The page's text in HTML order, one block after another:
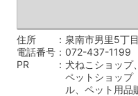
住所
泉南市男里5丁
電話番号
072-437-1199
PR
犬ねこショップ
ペットショップ
ル、ペット用品